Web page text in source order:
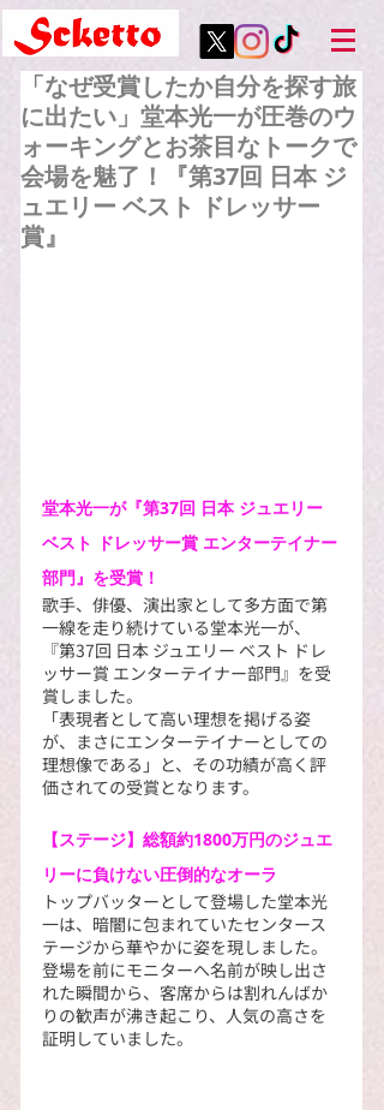
「なぜ受賞したか自分を探す旅
に出たい」堂本光一が圧巻のウ
ォーキングとお茶目なトークで
会場を魅了！『第37回 日本 ジ
ュエリー ベスト ドレッサー
賞』
堂本光一が『第37回 日本 ジュエリー
ベスト ドレッサー賞 エンターテイナー
部門』を受賞！
歌手、俳優、演出家として多方面で第
一線を走り続けている堂本光一が、
『第37回 日本 ジュエリー ベスト ドレ
ッサー賞 エンターテイナー部門』を受
賞しました。
「表現者として高い理想を掲げる姿
が、まさにエンターテイナーとしての
理想像である」と、その功績が高く評
価されての受賞となります。
【ステージ】総額約1800万円のジュエ
リーに負けない圧倒的なオーラ
トップバッターとして登場した堂本光
一は、暗闇に包まれていたセンタース
テージから華やかに姿を現しました。
登場を前にモニターへ名前が映し出さ
れた瞬間から、客席からは割れんばか
りの歓声が沸き起こり、人気の高さを
証明していました。